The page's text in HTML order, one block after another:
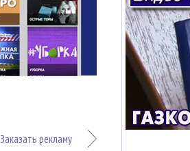
Заказать рекламу